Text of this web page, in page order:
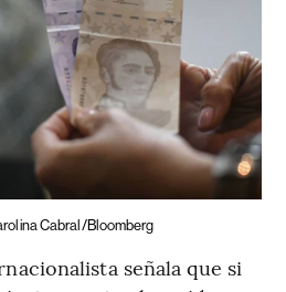
Cabral/Bloomberg
señala que si